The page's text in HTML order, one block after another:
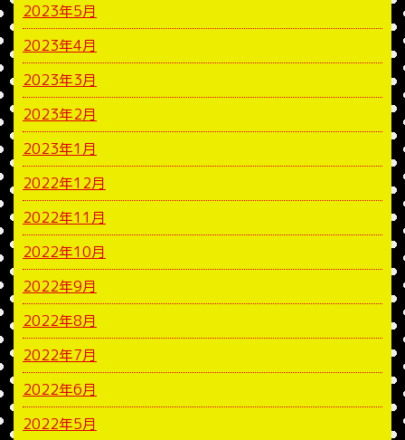
2023年5月
2023年4月
2023年3月
2023年2月
2023年1月
2022年12月
2022年11月
2022年10月
2022年9月
2022年8月
2022年7月
2022年6月
2022年5月